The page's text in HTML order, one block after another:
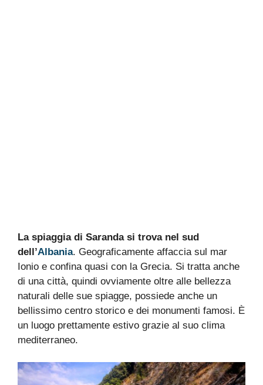
La spiaggia di Saranda si trova nel sud
dell’Albania. Geograficamente affaccia sul mar
Ionio e confina quasi con la Grecia. Si tratta anche
di una città, quindi ovviamente oltre alle bellezza
naturali delle sue spiagge, possiede anche un
bellissimo centro storico e dei monumenti famosi. È
un luogo prettamente estivo grazie al suo clima
mediterraneo.